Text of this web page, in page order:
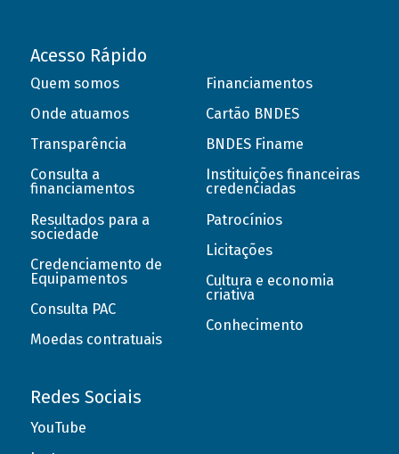
Acesso Rápido
Quem somos
Onde atuamos
Transparência
Consulta a
financiamentos
Resultados para a
sociedade
Credenciamento de
Equipamentos
Consulta PAC
Moedas contratuais
Financiamentos
Cartão BNDES
BNDES Finame
Instituições financeiras
credenciadas
Patrocínios
Licitações
Cultura e economia
criativa
Conhecimento
Redes Sociais
YouTube